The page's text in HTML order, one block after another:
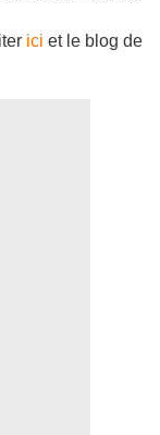
ici et le blog de